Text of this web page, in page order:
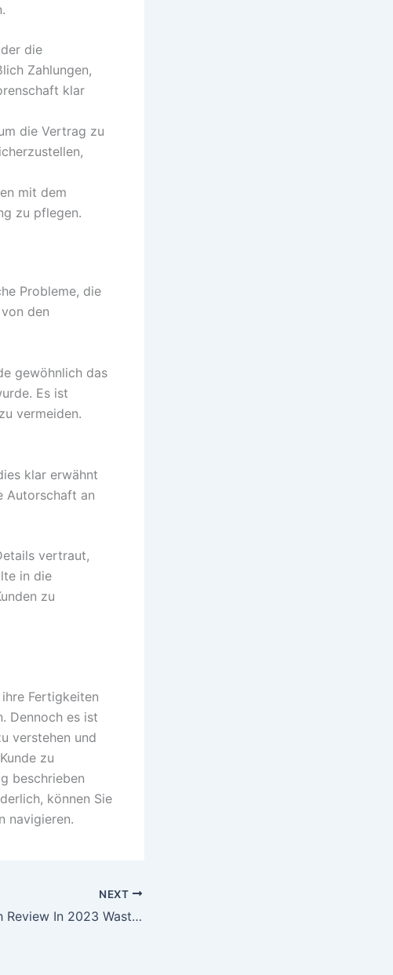
die
Zahlungen,
klar
die Vertrag zu
mit dem
zu pflegen.
Probleme, die
den
gewöhnlich das
Es ist
vermeiden.
klar erwähnt
Autorschaft an
vertraut,
in die
zu
Fertigkeiten
Dennoch es ist
verstehen und
zu
beschrieben
können Sie
navigieren.
NEXT
Luckycrush Review In 2023 Waste Of Time Or Price It? Grupo Gestión Jurídica En Riesgos